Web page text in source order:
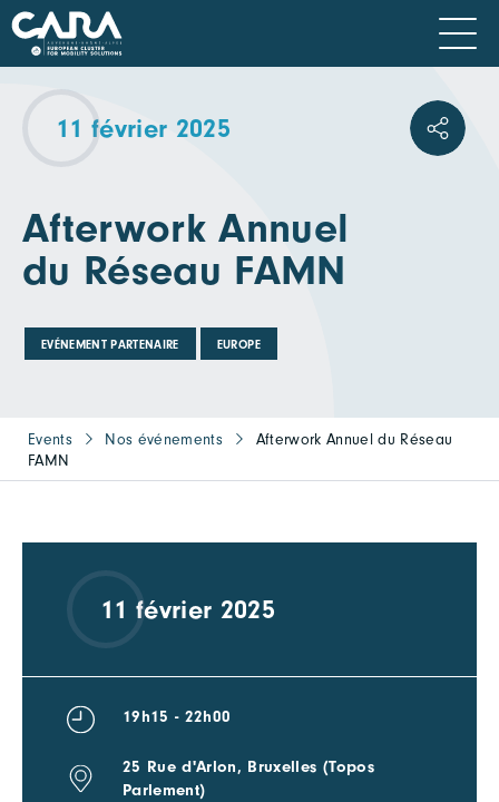
11 février 2025
Afterwork Annuel
du Réseau FAMN
EVÉNEMENT PARTENAIRE EUROPE
Events Nos événements
Afterwork Annuel du Réseau
FAMN
11 février 2025
19h15 - 22h00
25 Rue d'Arlon, Bruxelles (Topos
Parlement)